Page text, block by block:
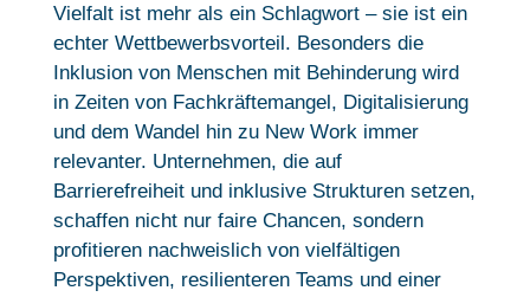
Vielfalt ist mehr als ein Schlagwort – sie ist ein
echter Wettbewerbsvorteil. Besonders die
Inklusion von Menschen mit Behinderung wird
in Zeiten von Fachkräftemangel, Digitalisierung
und dem Wandel hin zu New Work immer
relevanter. Unternehmen, die auf
Barrierefreiheit und inklusive Strukturen setzen,
schaffen nicht nur faire Chancen, sondern
profitieren nachweislich von vielfältigen
Perspektiven, resilienteren Teams und einer